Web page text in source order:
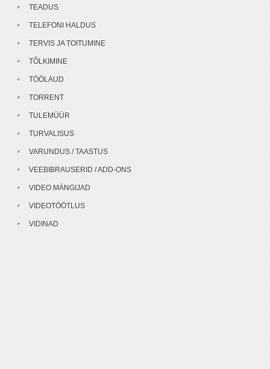
TEADUS
TELEFONI HALDUS
TERVIS JA TOITUMINE
TÕLKIMINE
TÖÖLAUD
TORRENT
TULEMÜÜR
TURVALISUS
VARUNDUS / TAASTUS
VEEBIBRAUSERID / ADD-ONS
VIDEO MÄNGIJAD
VIDEOTÖÖTLUS
VIDINAD